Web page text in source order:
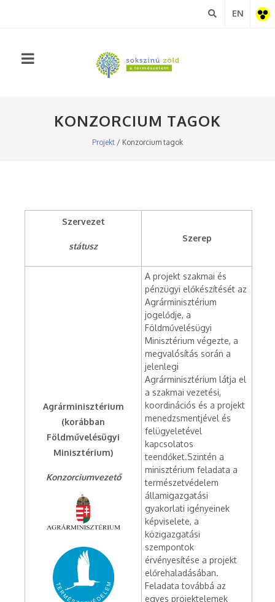
EN
KONZORCIUM TAGOK
Projekt / Konzorcium tagok
Szervezet
státusz
Szerep
Agrárminisztérium
(korábban
Földművelésügyi
Minisztérium)
Konzorciumvezető
A projekt szakmai és
pénzügyi előkészítését az
Agrárminisztérium
jogelődje, a
Földművelésügyi
Minisztérium végezte, a
megvalósítás során a
jelenlegi
Agrárminisztérium látja el
a szakmai vezetési,
koordinációs és a projekt
menedzsmentjével és
felügyeletével
kapcsolatos
teendőket.Szintén a
minisztérium feladata a
természetvédelem
államigazgatási
gyakorlati igényeinek
képviselete, a
közigazgatási
szempontok
érvényesítése a projekt
előrehaladásában.
Feladata továbbá az
egyes projektelemek